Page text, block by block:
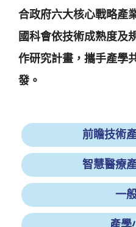
合政府六大核心戰略產
國科會依技術成熟度及
作研究計畫，攜手產學
發。